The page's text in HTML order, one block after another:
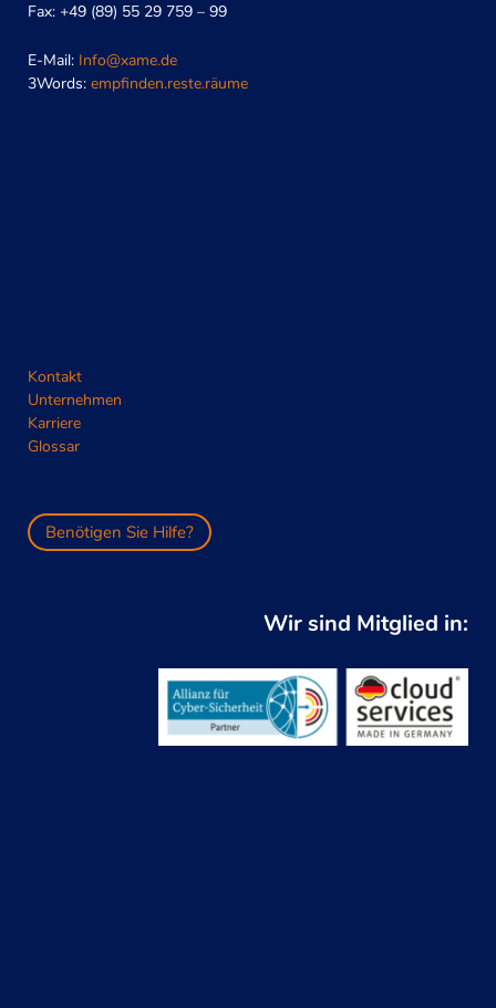
Fax: +49 (89) 55 29 759 – 99
E-Mail: Info@xame.de
3Words: empfinden.reste.räume
Kontakt
Unternehmen
Karriere
Glossar
Benötigen Sie Hilfe?
Wir sind Mitglied in: